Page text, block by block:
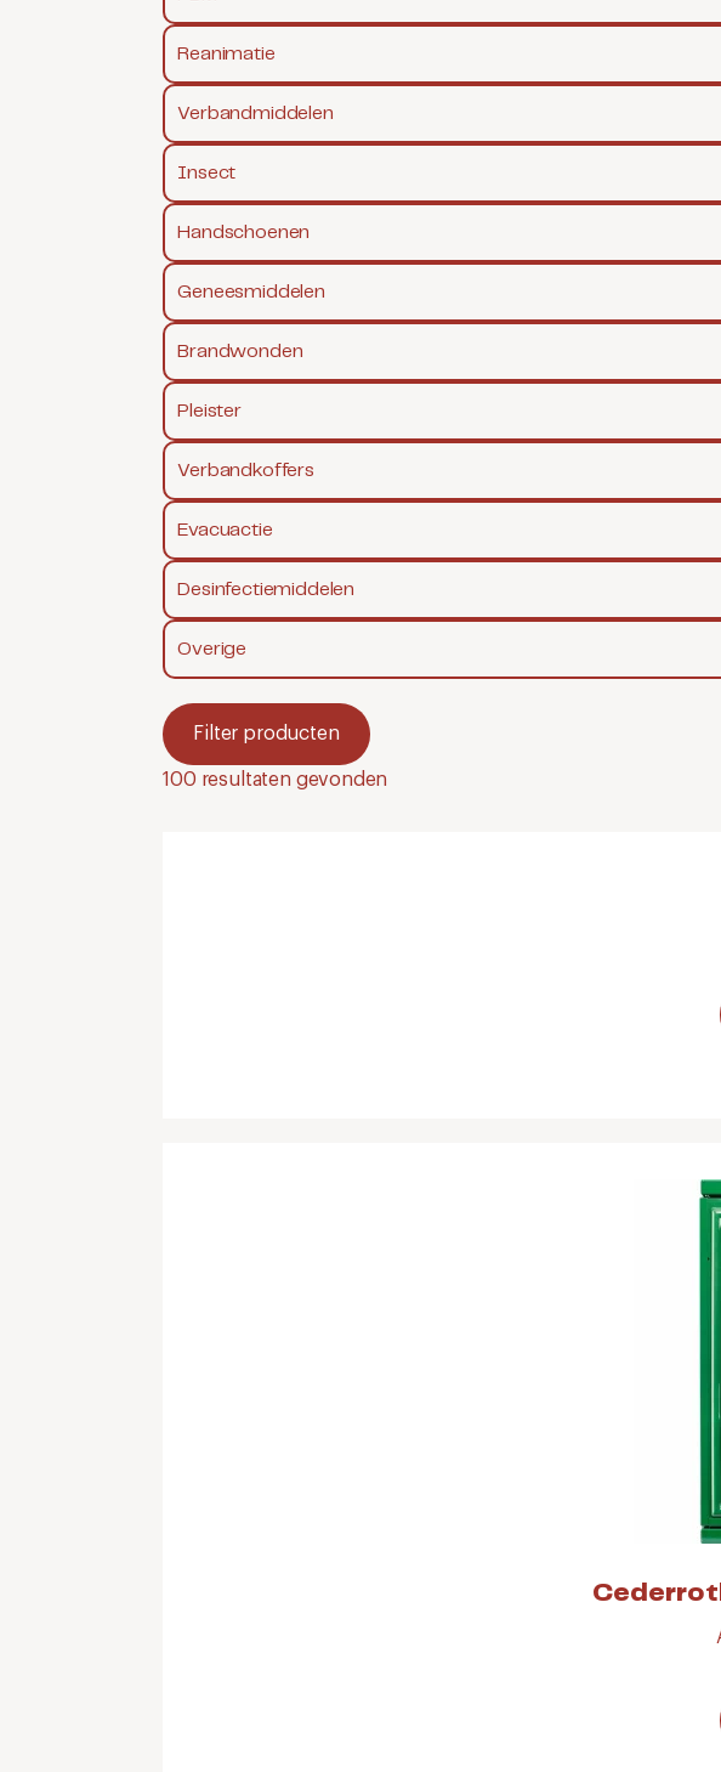
Reanimatie
Verbandmiddelen
Insect
Handschoenen
Geneesmiddelen
Brandwonden
Pleister
Verbandkoffers
Evacuactie
Desinfectiemiddelen
Overige
Filter producten
100 resultaten gevonden